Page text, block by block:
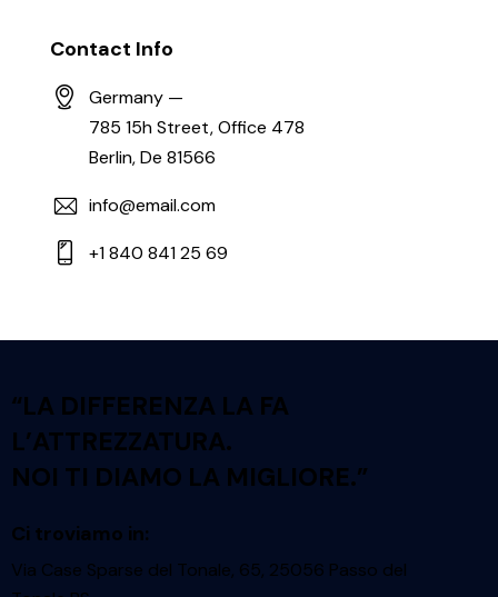
Contact Info
Germany —
785 15h Street, Office 478
Berlin, De 81566
info@email.com
+1 840 841 25 69
“LA DIFFERENZA LA FA
L’ATTREZZATURA.
NOI TI DIAMO LA MIGLIORE.”
Ci troviamo in:
Via Case Sparse del Tonale, 65, 25056 Passo del